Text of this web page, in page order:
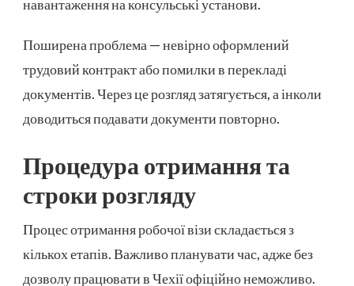
навантаження на консульські установи.
Поширена проблема — невірно оформлений
трудовий контракт або помилки в перекладі
документів. Через це розгляд затягується, а інколи
доводиться подавати документи повторно.
Процедура отримання та
строки розгляду
Процес отримання робочої візи складається з
кількох етапів. Важливо планувати час, адже без
дозволу працювати в Чехії офіційно неможливо.